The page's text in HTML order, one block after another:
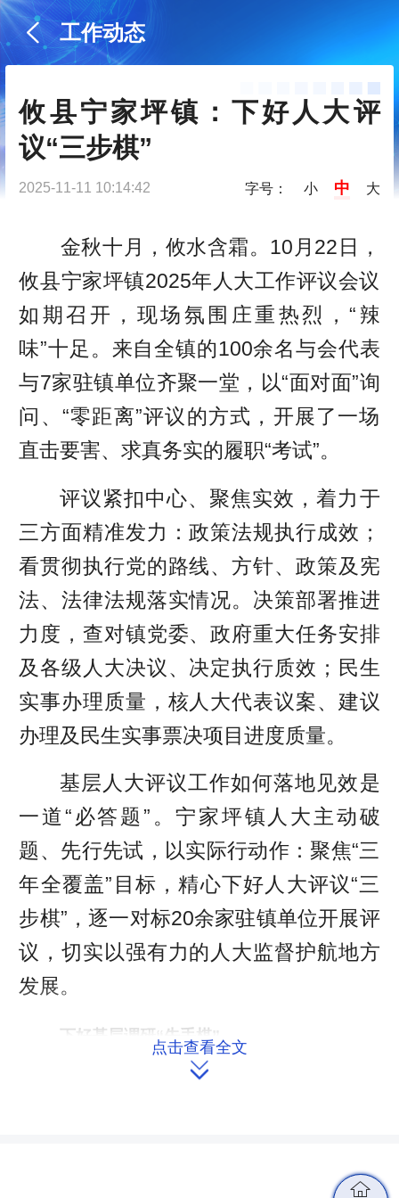
工作动态
攸县宁家坪镇：下好人大评
议“三步棋”
2025-11-11 10:14:42 字号： 小 中 大
金秋十月，攸水含霜。10月22日，
攸县宁家坪镇2025年人大工作评议会议
如期召开，现场氛围庄重热烈，“辣
味”十足。来自全镇的100余名与会代表
与7家驻镇单位齐聚一堂，以“面对面”询
问、“零距离”评议的方式，开展了一场
直击要害、求真务实的履职“考试”。
评议紧扣中心、聚焦实效，着力于
三方面精准发力：政策法规执行成效；
看贯彻执行党的路线、方针、政策及宪
法、法律法规落实情况。决策部署推进
力度，查对镇党委、政府重大任务安排
及各级人大决议、决定执行质效；民生
实事办理质量，核人大代表议案、建议
办理及民生实事票决项目进度质量。
基层人大评议工作如何落地见效是
一道“必答题”。宁家坪镇人大主动破
题、先行先试，以实际行动作：聚焦“三
年全覆盖”目标，精心下好人大评议“三
步棋”，逐一对标20余家驻镇单位开展评
议，切实以强有力的人大监督护航地方
发展。
下好基层调研“先手棋”
秉持实事求是原则，方能筑牢评议
宁家坪镇、党政领导班子成员、镇人大
点击查看全文
